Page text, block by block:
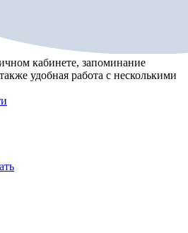
кабинете, запоминание
удобная работа с несколькими